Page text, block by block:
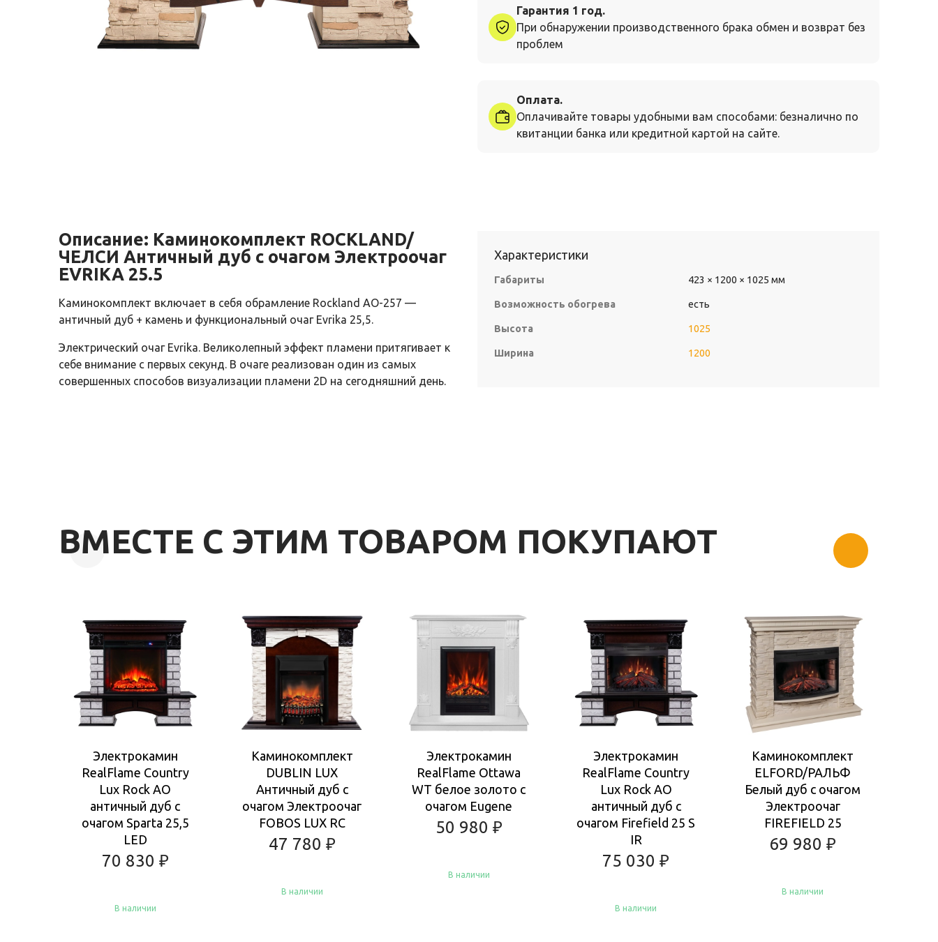
Гарантия 1 год.
При обнаружении производственного брака обмен и возврат без
проблем
Оплата.
Оплачивайте товары удобными вам способами: безналично по
квитанции банка или кредитной картой на сайте.
Описание: Каминокомплект ROCKLAND/
ЧЕЛСИ Античный дуб с очагом Электроочаг
EVRIKA 25.5
Каминокомплект включает в себя обрамление Rockland AO-257 —
античный дуб + камень и функциональный очаг Evrika 25,5.
Электрический очаг Evrika. Великолепный эффект пламени притягивает к
себе внимание с первых секунд. В очаге реализован один из самых
совершенных способов визуализации пламени 2D на сегодняшний день.
Характеристики
Габариты 423 × 1200 × 1025 мм
Возможность обогрева есть
Высота 1025
Ширина 1200
ВМЕСТЕ С ЭТИМ ТОВАРОМ ПОКУПАЮТ
Электрокамин
RealFlame Country
Lux Rock AO
античный дуб с
очагом Sparta 25,5
LED
70 830 ₽
В наличии
Каминокомплект
DUBLIN LUX
Античный дуб с
очагом Электроочаг
FOBOS LUX RC
47 780 ₽
В наличии
Электрокамин
RealFlame Ottawa
WT белое золото с
очагом Eugene
50 980 ₽
В наличии
Электрокамин
RealFlame Country
Lux Rock AO
античный дуб с
очагом Firefield 25 S
IR
75 030₽
В наличии
Каминокомплект
ELFORD/РАЛЬФ
Белый дуб с очагом
Электроочаг
FIREFIELD 25
69 980₽
В наличии